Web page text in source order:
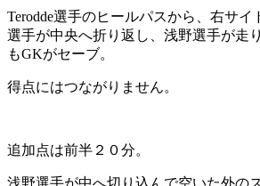
Terodde選手のヒールパスから、右サイ
選手が中央へ折り返し、浅野選手が走
もGKがセーブ。
得点にはつながりません。
追加点は前半２０分。
浅野選手が中へ切り込んで空いた外の